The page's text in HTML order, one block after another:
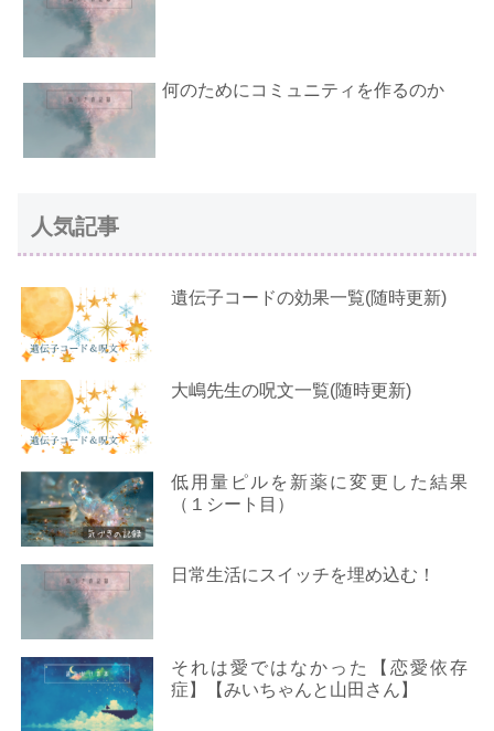
何のためにコミュニティを作るのか
人気記事
遺伝子コードの効果一覧(随時更新)
大嶋先生の呪文一覧(随時更新)
低用量ピルを新薬に変更した結果
（１シート目）
日常生活にスイッチを埋め込む！
それは愛ではなかった【恋愛依存
症】【みいちゃんと山田さん】